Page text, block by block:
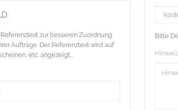
zur besseren Zuordnung
Aufträge. Der Referenztext wird auf
etc. angezeigt...
Bitte